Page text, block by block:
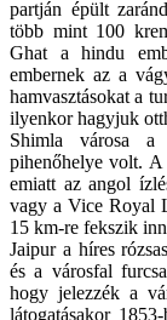
partján épült
több mint 100
Ghat a hindu
embernek az a
hamvasztásokat a
ilyenkor hagyjuk
Shimla városa
pihenőhelye volt. A
emiatt az angol
vagy a Vice Royal
15 km-re fekszik
Jaipur a híres
és a városfal
hogy jelezzék a
látogatásakor